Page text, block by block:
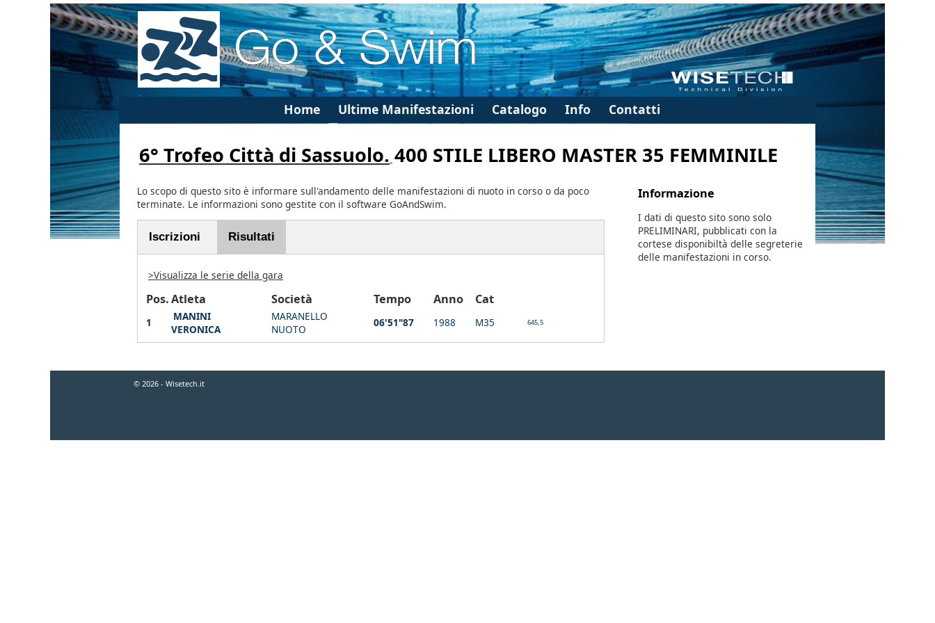
Home Ultime Manifestazioni Catalogo Info Contatti
6° Trofeo Città di Sassuolo. 400 STILE LIBERO MASTER 35 FEMMINILE
Lo scopo di questo sito è informare sull'andamento delle manifestazioni di nuoto in corso o da poco
terminate. Le informazioni sono gestite con il software GoAndSwim.
Iscrizioni Risultati
>Visualizza le serie della gara
Pos.Atleta Società Tempo Anno Cat
1
MANINI
VERONICA
MARANELLO
NUOTO
06'51"87 1988 M35 645,5
Informazione
I dati di questo sito sono solo
PRELIMINARI, pubblicati con la
cortese disponibiltà delle segreterie
delle manifestazioni in corso.
© 2026 - Wisetech.it